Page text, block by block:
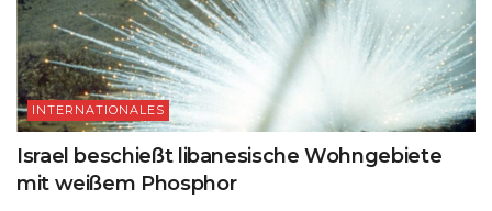
INTERNATIONALES
Israel beschießt libanesische Wohngebiete
mit weißem Phosphor